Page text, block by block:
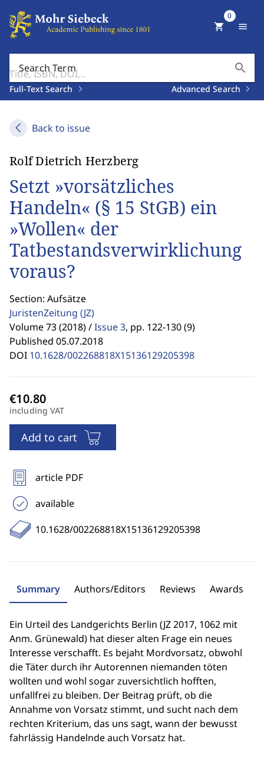
Search Term search
Full-Text Search Advanced Search
shopping_cart
0
menu
Back to issue
Rolf Dietrich Herzberg
Setzt »vorsätzliches
Handeln« (§ 15 StGB) ein
»Wollen« der
Tatbestandsverwirklichung
voraus?
Section: Aufsätze
JuristenZeitung (JZ)
Volume 73 (2018) /Issue 3, pp. 122-130 (9)
Published 05.07.2018
DOI 10.1628/002268818X15136129205398
including VAT
Add to cart
article PDF
available
10.1628/002268818X15136129205398
Summary Authors/Editors Reviews Awards
Ein Urteil des Landgerichts Berlin (JZ 2017, 1062 mit
Anm. Grünewald) hat dieser alten Frage ein neues
Interesse verschafft. Es bejaht Mordvorsatz, obwohl
die Täter durch ihr Autorennen niemanden töten
wollten und wohl sogar zuversichtlich hofften,
unfallfrei zu bleiben. Der Beitrag prüft, ob die
Annahme von Vorsatz stimmt, und sucht nach dem
rechten Kriterium, das uns sagt, wann der bewusst
fahrlässig Handelnde auch Vorsatz hat.